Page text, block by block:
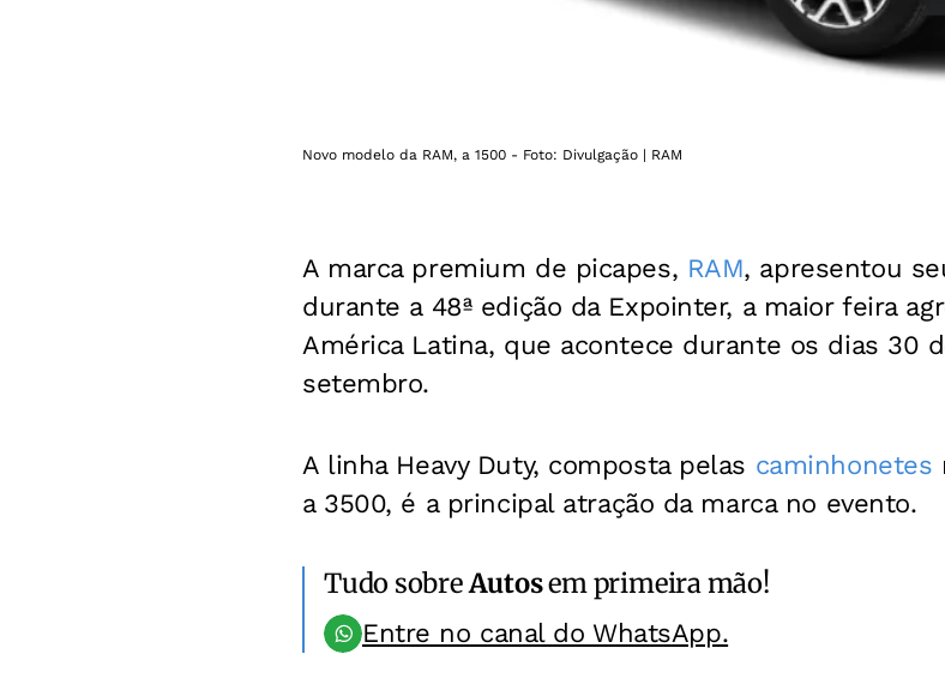
Novo modelo da RAM, a 1500 - Foto: Divulgação | RAM
A marca premium de picapes, RAM, apresentou
durante a 48ª edição da Expointer, a maior feira
América Latina, que acontece durante os dias 30
setembro.
A linha Heavy Duty, composta pelas caminhonetes
a 3500, é a principal atração da marca no evento.
Tudo sobreAutosem primeira mão!
Entre no canal do WhatsApp.